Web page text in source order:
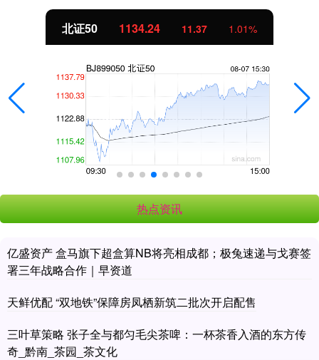
北证50 1134.24 11.37 1.01%
热点资讯
亿盛资产 盒马旗下超盒算NB将亮相成都；极兔速递与戈赛签
署三年战略合作｜早资道
天鲜优配 “双地铁”保障房凤栖新筑二批次开启配售
三叶草策略 张子全与都匀毛尖茶啤：一杯茶香入酒的东方传
奇_黔南_茶园_茶文化